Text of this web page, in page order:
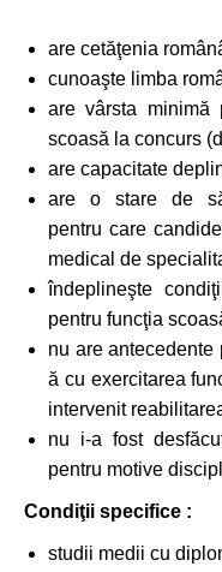
are cetăţenia
cunoaşte limba
are vârsta minimă
scoasă la concurs
are capacitate
are o stare de
pentru care
medical de
îndeplineşte
pentru funcţia
nu are
ă cu exercitarea
intervenit
nu i-a fost
pentru motive
Condiţii specifice :
studii medii cu